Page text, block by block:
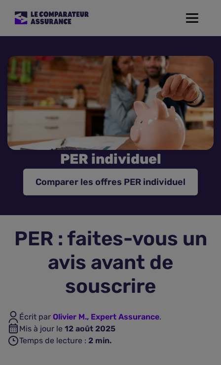
Toggle
Mutuelle Santé
Assurance Moto
Assurance de prêt
Assurance Animaux
Assurance vie
Plus d'assurances
PER individuel
Comparer les offres PER individuel
PER : faites-vous un
avis avant de
souscrire
Écrit par Olivier M., Expert Assurance.
Mis à jour le 12 août 2025
Temps de lecture : 2 min.